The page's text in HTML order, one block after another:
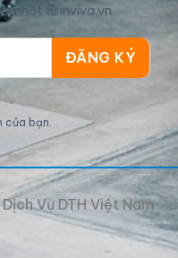
nhất từ inviva.vn
của bạn.
Vụ DTH Việt Nam